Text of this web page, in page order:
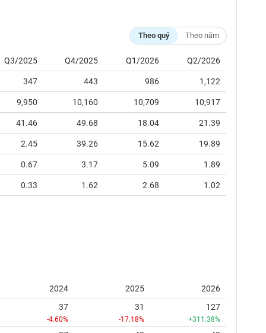
Theo quý Theo năm
Q3/2025 Q4/2025 Q1/2026 Q2/2026
347 443 986 1,122
9,950 10,160 10,709 10,917
41.46 49.68 18.04 21.39
2.45 39.26 15.62 19.89
0.67 3.17 5.09 1.89
0.33 1.62 2.68 1.02
2024 2025
2026
37
-4.60%
31
-17.18%
127
+311.38%